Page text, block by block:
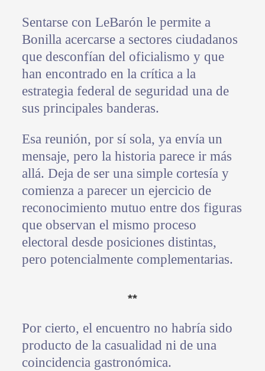
Sentarse con LeBarón le permite a
Bonilla acercarse a sectores ciudadanos
que desconfían del oficialismo y que
han encontrado en la crítica a la
estrategia federal de seguridad una de
sus principales banderas.
Esa reunión, por sí sola, ya envía un
mensaje, pero la historia parece ir más
allá. Deja de ser una simple cortesía y
comienza a parecer un ejercicio de
reconocimiento mutuo entre dos figuras
que observan el mismo proceso
electoral desde posiciones distintas,
pero potencialmente complementarias.
**
Por cierto, el encuentro no habría sido
producto de la casualidad ni de una
coincidencia gastronómica.